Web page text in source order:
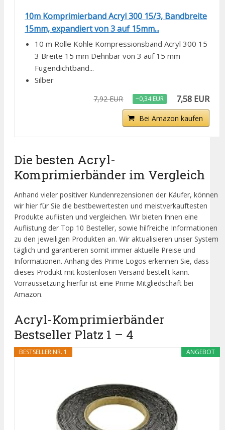
10m Komprimierband Acryl 300 15/3, Bandbreite
15mm, expandiert von 3 auf 15mm...
10 m Rolle Kohle Kompressionsband Acryl 300 15
3 Breite 15 mm Dehnbar von 3 auf 15 mm
Fugendichtband...
Silber
7,92 EUR −0,34 EUR 7,58 EUR
Bei Amazon kaufen
Die besten Acryl-
Komprimierbänder im Vergleich
Anhand vieler positiver Kundenrezensionen der Käufer, können
wir hier für Sie die bestbewertesten und meistverkauftesten
Produkte auflisten und vergleichen. Wir bieten Ihnen eine
Auflistung der Top 10 Besteller, sowie hilfreiche Informationen
zu den jeweiligen Produkten an. Wir aktualisieren unser System
täglich und garantieren somit immer aktuelle Preise und
Informationen. Anhang des Prime Logos erkennen Sie, dass
dieses Produkt mit kostenlosen Versand bestellt kann.
Vorraussetzung hierfür ist eine Prime Mitgliedschaft bei
Amazon.
Acryl-Komprimierbänder
Bestseller Platz 1 – 4
ANGEBOT
BESTSELLER NR. 1